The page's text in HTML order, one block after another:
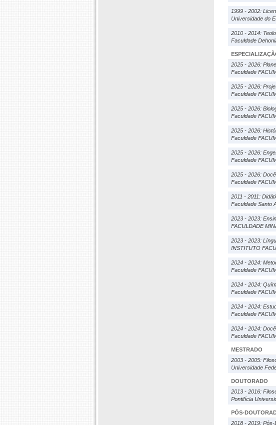
1999 - 2002:
Universidade do
2010 - 2014:
Faculdade
2025 - 2026:
Faculdade
2025 - 2026:
Faculdade
2025 - 2026:
Faculdade
2025 - 2026:
Faculdade
2025 - 2026:
Faculdade
2025 - 2026:
Faculdade
2011 - 2011:
Faculdade Santo
2023 - 2023:
FACULDADE
2023 - 2023:
INSTITUTO
2024 - 2024:
Faculdade
2024 - 2024:
Faculdade
2024 - 2024:
Faculdade
2024 - 2024:
Faculdade
MESTRADO
2003 - 2005:
Universidade
DOUTORADO
2013 - 2016:
Pontifícia
PÓS-
2018 - 2019: Pós-